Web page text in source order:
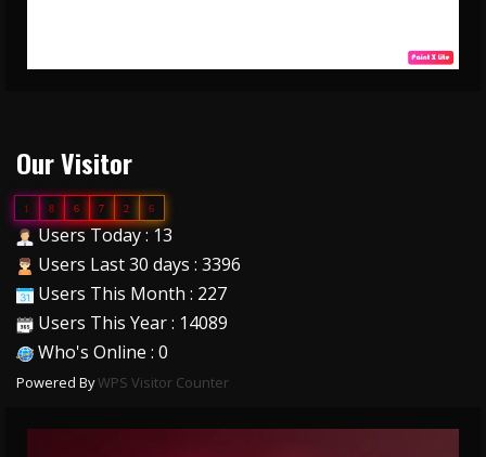
Our Visitor
1 8 6 7 2 6
Users Today : 13
Users Last 30 days : 3396
Users This Month : 227
Users This Year : 14089
Who's Online : 0
Powered ByWPS Visitor Counter